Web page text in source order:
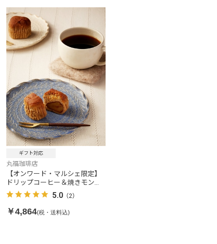
ギフト対応
丸福珈琲店
【オンワード・マルシェ限定】
ドリップコーヒー＆焼きモンブ
ランセット
5.0 （2）
￥4,864(税・送料込)